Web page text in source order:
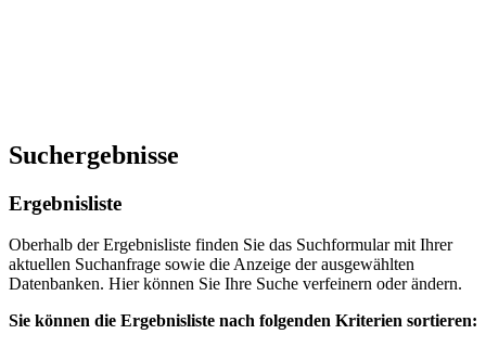
Suchergebnisse
Ergebnisliste
Oberhalb der Ergebnisliste finden Sie das Suchformular mit Ihrer
aktuellen Suchanfrage sowie die Anzeige der ausgewählten
Datenbanken. Hier können Sie Ihre Suche verfeinern oder ändern.
Sie können die Ergebnisliste nach folgenden Kriterien sortieren: